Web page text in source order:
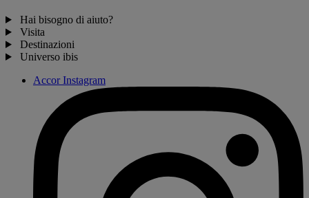
Hai bisogno di aiuto?
Visita
Destinazioni
Universo ibis
Accor Instagram